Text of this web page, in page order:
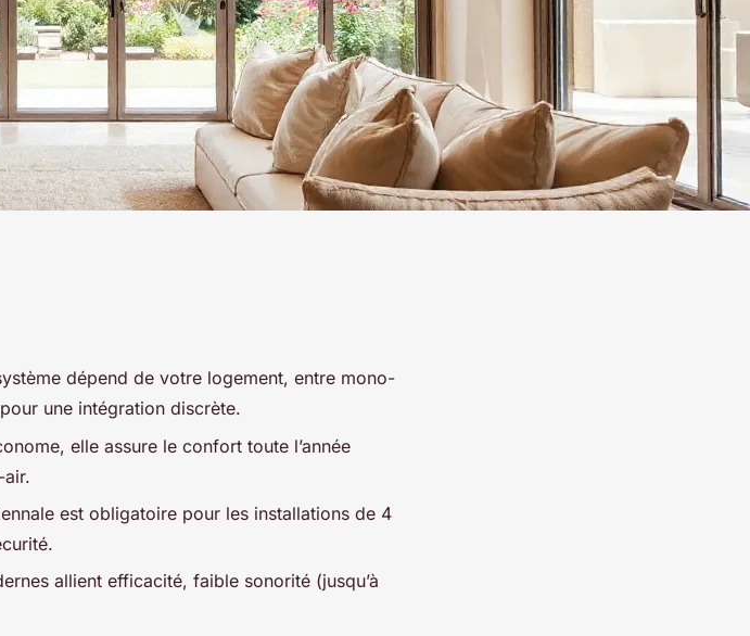
de
dépend de votre logement, entre mono-
une intégration discrète.
elle assure le confort toute l’année
est obligatoire pour les installations de 4
allient efficacité, faible sonorité (jusqu’à